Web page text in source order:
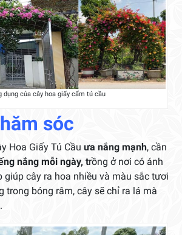
dụng của cây hoa giấy cẩm tú cầu
sóc
Hoa Giấy Tú Cầu ưa nắng mạnh, cần
nắng mỗi ngày, trồng ở nơi có ánh
giúp cây ra hoa nhiều và màu sắc tươi
trong bóng râm, cây sẽ chỉ ra lá mà